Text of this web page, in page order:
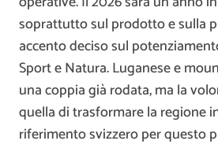
soprattutto sul prodotto e sulla
accento deciso sul
Sport e Natura. Luganese e
una coppia già rodata, ma la
quella di trasformare la regione
riferimento svizzero per questo